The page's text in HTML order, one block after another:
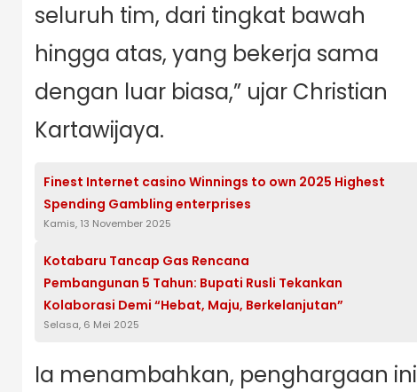
seluruh tim, dari tingkat bawah
hingga atas, yang bekerja sama
dengan luar biasa,” ujar Christian
Kartawijaya.
Finest Internet casino Winnings to own 2025 Highest
Spending Gambling enterprises
Kamis, 13 November 2025
Kotabaru Tancap Gas Rencana
Pembangunan 5 Tahun: Bupati Rusli Tekankan
Kolaborasi Demi “Hebat, Maju, Berkelanjutan”
Selasa, 6 Mei 2025
Ia menambahkan, penghargaan ini